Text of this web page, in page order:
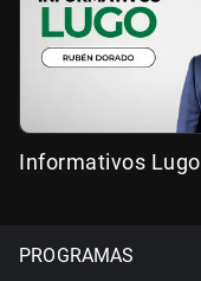
Informativos Lugo
PROGRAMAS